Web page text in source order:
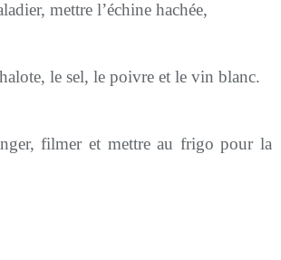
mettre l’échine hachée,
le sel, le poivre et le vin blanc.
filmer et mettre au frigo pour la